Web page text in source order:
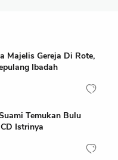
Majelis Gereja Di Rote,
Ibadah
Temukan Bulu
Istrinya